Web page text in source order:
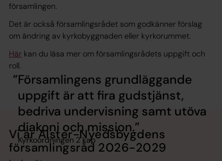
församlingen.
Det är också församlingsrådet som godkänner förslag
om ändring av kyrkobyggnaden eller kyrkorummet.
Här kan du läsa mer om församlingsrådets uppgift och
roll.
Församlingens grundläggande
uppgift är att fira gudstjänst,
bedriva undervisning samt utöva
diakoni och mission.
Kyrkoordningen 2 kap
Vi är Alster-Nyedsbygdens
församlingsråd 2026-2029